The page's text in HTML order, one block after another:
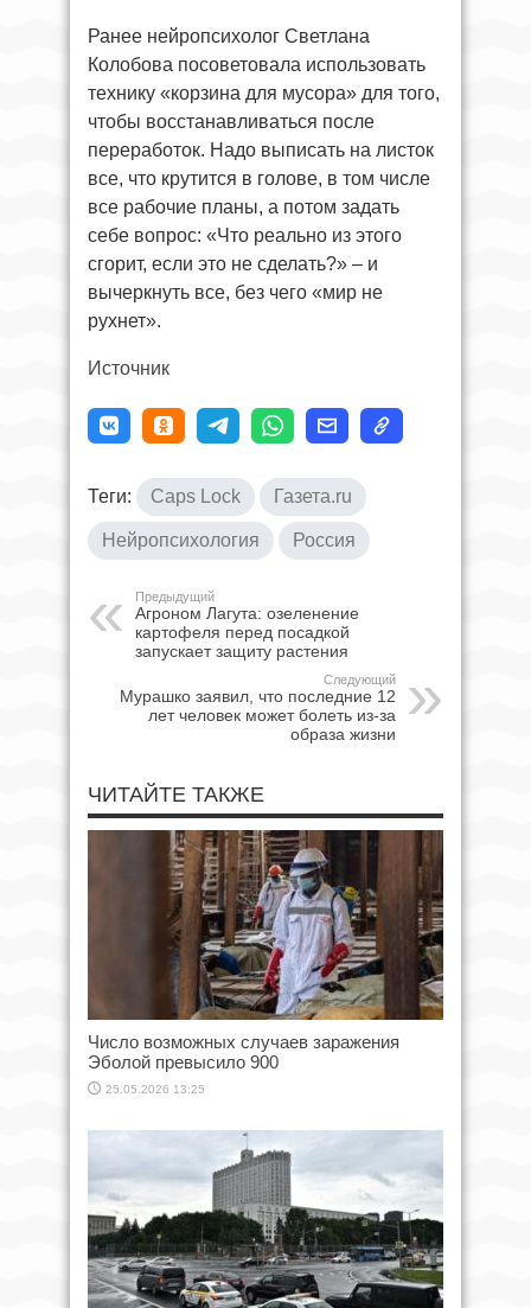
Ранее нейропсихолог Светлана
Колобова посоветовала использовать
технику «корзина для мусора» для того,
чтобы восстанавливаться после
переработок. Надо выписать на листок
все, что крутится в голове, в том числе
все рабочие планы, а потом задать
себе вопрос: «Что реально из этого
сгорит, если это не сделать?» – и
вычеркнуть все, без чего «мир не
рухнет».
Источник
Теги: Caps Lock Газета.ru
Нейропсихология Россия
Предыдущий
Агроном Лагута: озеленение
картофеля перед посадкой
запускает защиту растения
Следующий
Мурашко заявил, что последние 12
лет человек может болеть из-за
образа жизни
ЧИТАЙТЕ ТАКЖЕ
Число возможных случаев заражения
Эболой превысило 900
25.05.2026 13:25